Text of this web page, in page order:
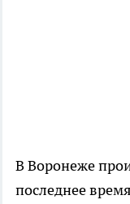
В Воронеже
последнее